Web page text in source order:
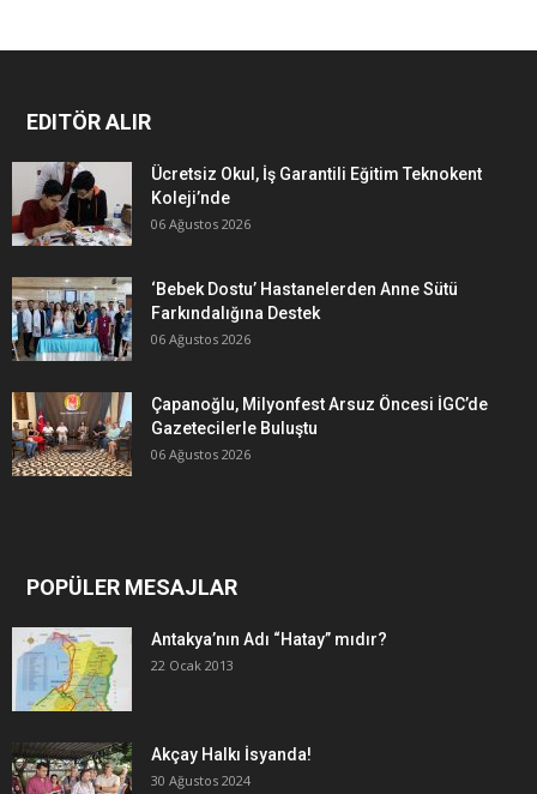
EDITÖR ALIR
Ücretsiz Okul, İş Garantili Eğitim Teknokent
Koleji’nde
06 Ağustos 2026
‘Bebek Dostu’ Hastanelerden Anne Sütü
Farkındalığına Destek
06 Ağustos 2026
Çapanoğlu, Milyonfest Arsuz Öncesi İGC’de
Gazetecilerle Buluştu
06 Ağustos 2026
POPÜLER MESAJLAR
Antakya’nın Adı “Hatay” mıdır?
22 Ocak 2013
Akçay Halkı İsyanda!
30 Ağustos 2024